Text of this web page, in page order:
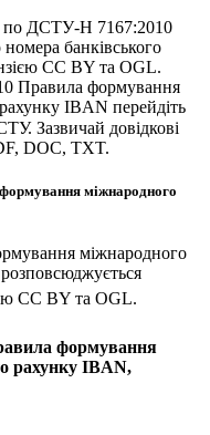
по ДСТУ-Н 7167:2010
банківського
CC BY та OGL.
Правила формування
IBAN перейдіть
Зазвичай довідкові
DOC, TXT.
міжнародного
міжнародного
CC BY та OGL.
формування
рахунку IBAN,